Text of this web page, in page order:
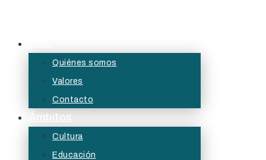
projectes de servei públic des de les àrees de
la cultura, l’educació, la participació i les diversitats.
Quiénes somos
Valores
Contacto
Ámbitos
Cultura
Educación